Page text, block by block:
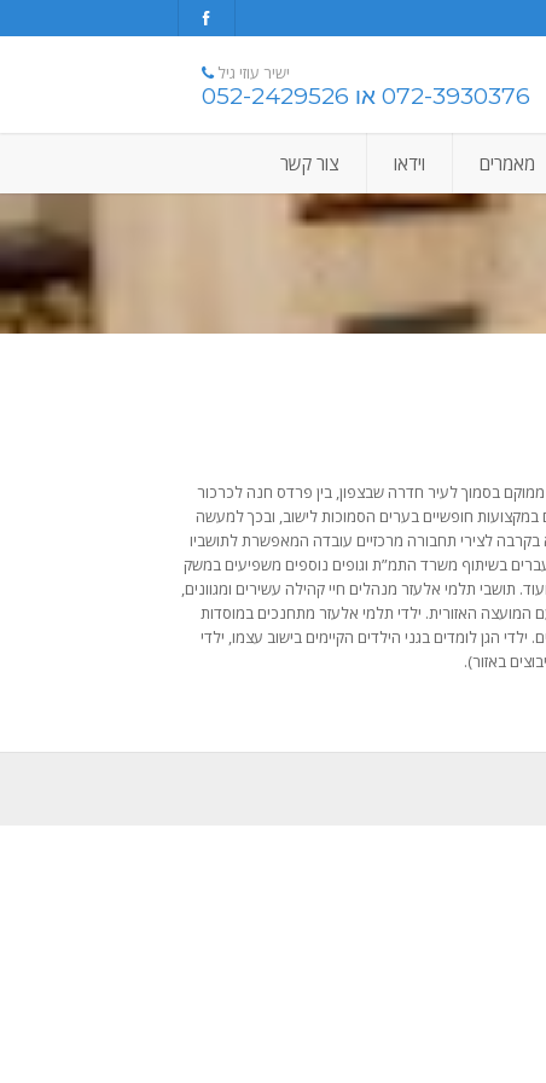
ישיר עוזי גיל
072-3930376 או 052-2429526
מאמרים וידאו צור קשר
הישוב ממוקם בסמוך לעיר חדרה שבצפון, בין פרדס חנה לכרכור
חופשיים בערים הסמוכות לישוב, ובכך למעשה
בקרבה לצירי תחבורה מרכזיים עובדה המאפשרת לתושביו
בשיתוף משרד התמ”ת וגופים נוספים משפיעים במשק
תושבי תלמי אלעזר מנהלים חיי קהילה עשירים ומגוונים,
המועצה האזורית. ילדי תלמי אלעזר מתחנכים במוסדות
הגן לומדים בגני הילדים הקיימים בישוב עצמו, ילדי
באזור).